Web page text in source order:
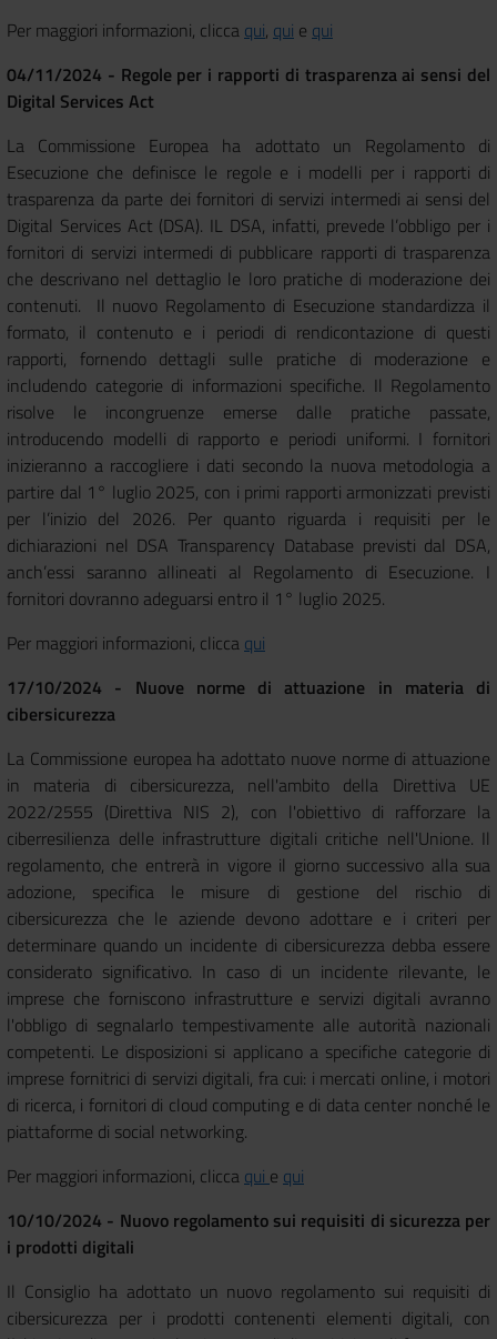
Per maggiori informazioni, clicca qui, qui e qui
04/11/2024 - Regole per i rapporti di trasparenza ai sensi del
Digital Services Act
La Commissione Europea ha adottato un Regolamento di
Esecuzione che definisce le regole e i modelli per i rapporti di
trasparenza da parte dei fornitori di servizi intermedi ai sensi del
Digital Services Act (DSA). IL DSA, infatti, prevede l’obbligo per i
fornitori di servizi intermedi di pubblicare rapporti di trasparenza
che descrivano nel dettaglio le loro pratiche di moderazione dei
contenuti. Il nuovo Regolamento di Esecuzione standardizza il
formato, il contenuto e i periodi di rendicontazione di questi
rapporti, fornendo dettagli sulle pratiche di moderazione e
includendo categorie di informazioni specifiche. Il Regolamento
risolve le incongruenze emerse dalle pratiche passate,
introducendo modelli di rapporto e periodi uniformi. I fornitori
inizieranno a raccogliere i dati secondo la nuova metodologia a
partire dal 1° luglio 2025, con i primi rapporti armonizzati previsti
per l’inizio del 2026. Per quanto riguarda i requisiti per le
dichiarazioni nel DSA Transparency Database previsti dal DSA,
anch’essi saranno allineati al Regolamento di Esecuzione. I
fornitori dovranno adeguarsi entro il 1° luglio 2025.
Per maggiori informazioni, clicca qui
17/10/2024 - Nuove norme di attuazione in materia di
cibersicurezza
La Commissione europea ha adottato nuove norme di attuazione
in materia di cibersicurezza, nell'ambito della Direttiva UE
2022/2555 (Direttiva NIS 2), con l'obiettivo di rafforzare la
ciberresilienza delle infrastrutture digitali critiche nell'Unione. Il
regolamento, che entrerà in vigore il giorno successivo alla sua
adozione, specifica le misure di gestione del rischio di
cibersicurezza che le aziende devono adottare e i criteri per
determinare quando un incidente di cibersicurezza debba essere
considerato significativo. In caso di un incidente rilevante, le
imprese che forniscono infrastrutture e servizi digitali avranno
l'obbligo di segnalarlo tempestivamente alle autorità nazionali
competenti. Le disposizioni si applicano a specifiche categorie di
imprese fornitrici di servizi digitali, fra cui: i mercati online, i motori
di ricerca, i fornitori di cloud computing e di data center nonché le
piattaforme di social networking.
Per maggiori informazioni, clicca qui e qui
10/10/2024 - Nuovo regolamento sui requisiti di sicurezza per
i prodotti digitali
Il Consiglio ha adottato un nuovo regolamento sui requisiti di
cibersicurezza per i prodotti contenenti elementi digitali, con